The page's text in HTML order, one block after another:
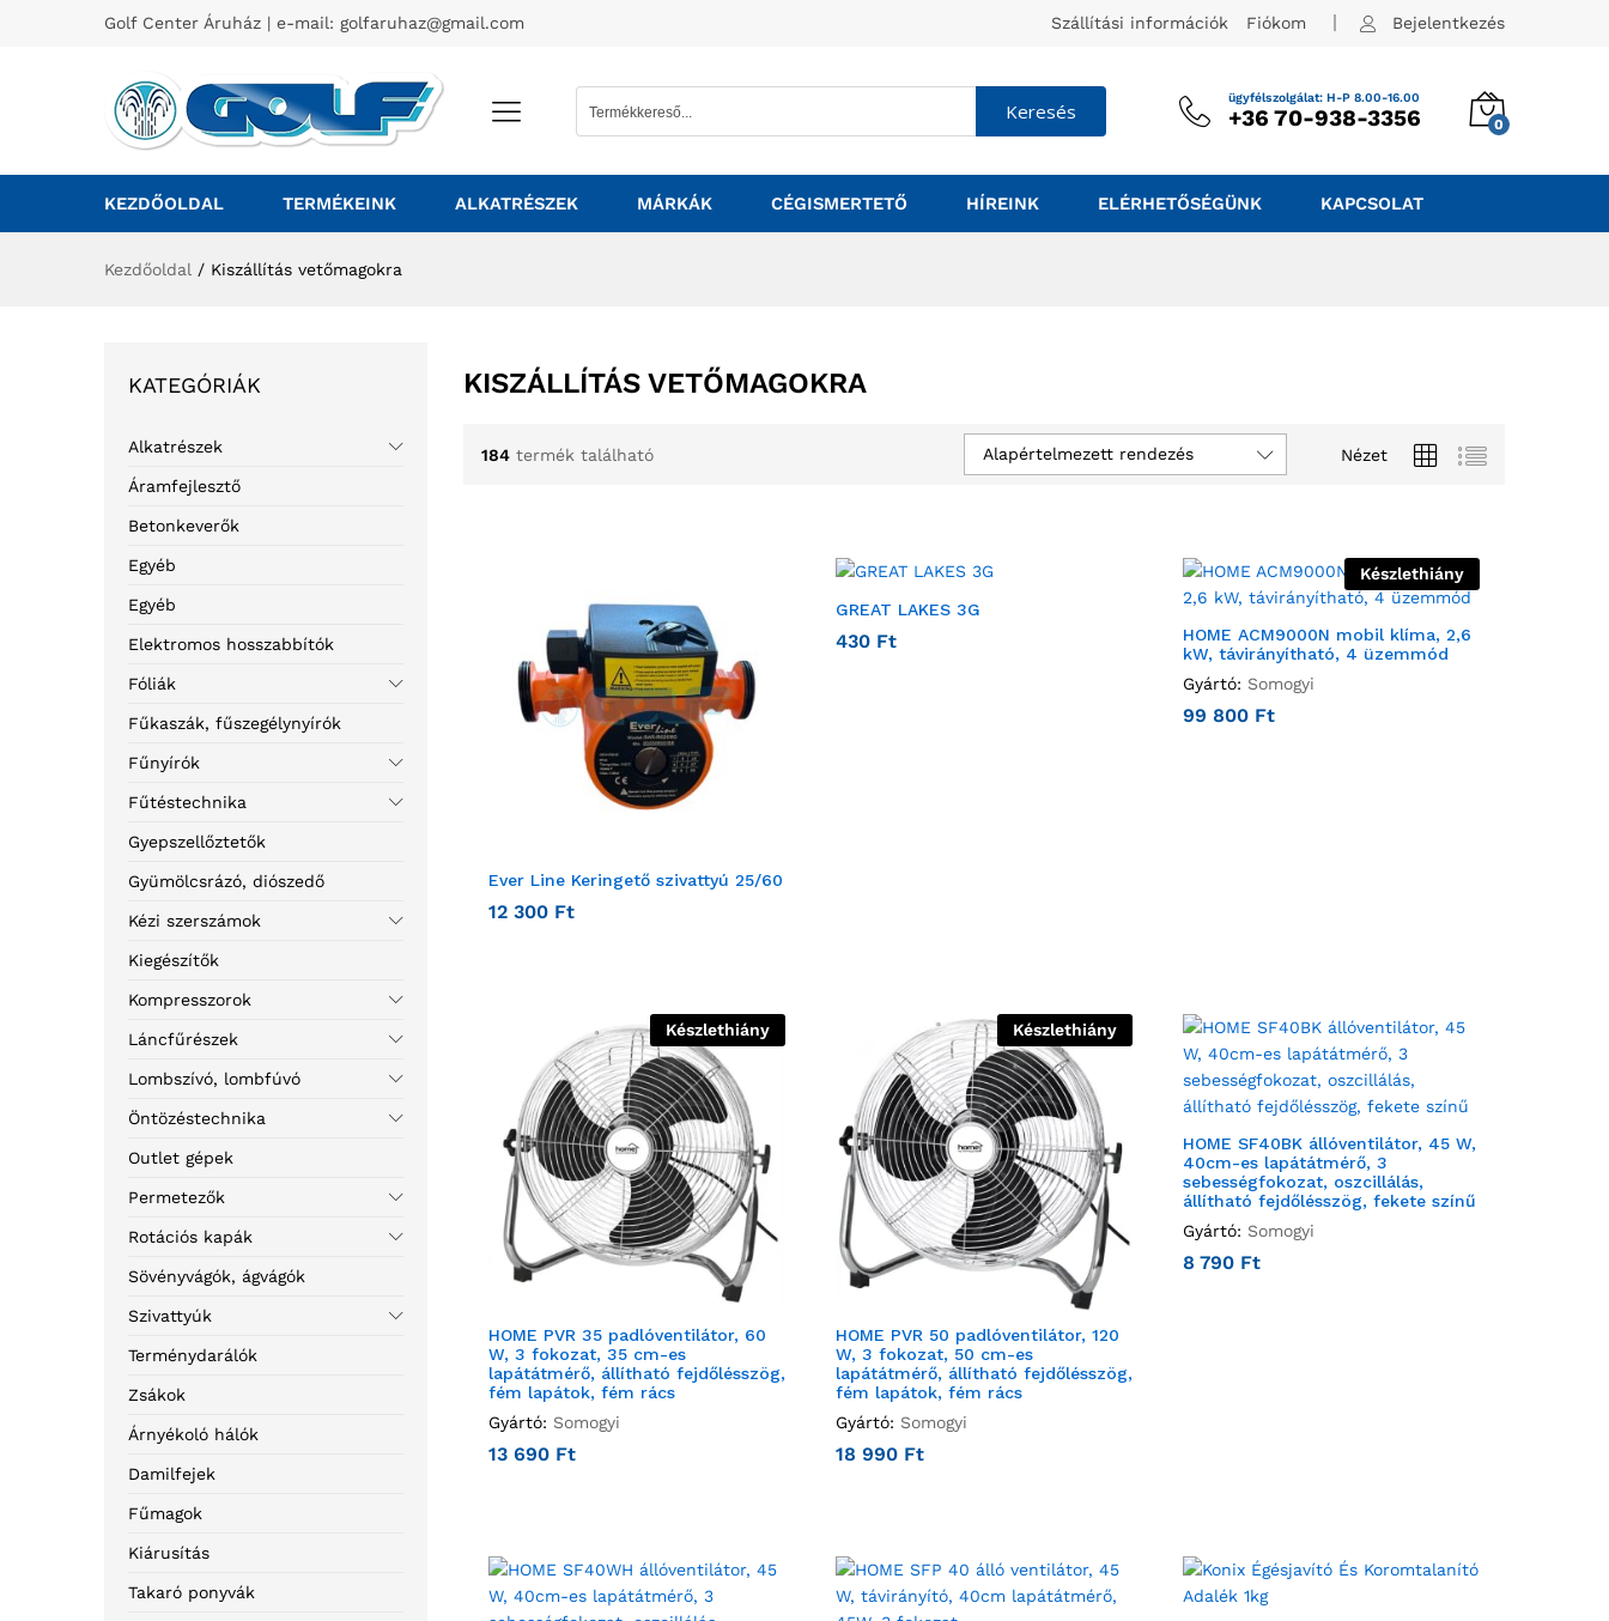
Golf Center Áruház | e-mail: golfaruhaz@gmail.com Szállítási információk Fiókom Bejelentkezés
Keresés
ügyfélszolgálat: H-P 8.00-16.00
+36 70-938-3356 0
KEZDŐOLDAL TERMÉKEINK ALKATRÉSZEK MÁRKÁK CÉGISMERTETŐ HÍREINK ELÉRHETŐSÉGÜNK KAPCSOLAT
Kezdőoldal / Kiszállítás vetőmagokra
KISZÁLLÍTÁS VETŐMAGOKRA
184 termék található Nézet
Alapértelmezett rendezés
Ever Line Keringető szivattyú 25/60
12 300 Ft
GREAT LAKES 3G
430 Ft
Készlethiány
HOME ACM9000N mobil klíma, 2,6
kW, távirányítható, 4 üzemmód
Gyártó: Somogyi
99 800 Ft
Készlethiány
HOME PVR 35 padlóventilátor, 60
W, 3 fokozat, 35 cm-es
lapátátmérő, állítható fejdőlésszög,
fém lapátok, fém rács
Gyártó: Somogyi
13 690 Ft
Készlethiány
HOME PVR 50 padlóventilátor, 120
W, 3 fokozat, 50 cm-es
lapátátmérő, állítható fejdőlésszög,
fém lapátok, fém rács
Gyártó: Somogyi
18 990 Ft
HOME SF40BK állóventilátor, 45 W,
40cm-es lapátátmérő, 3
sebességfokozat, oszcillálás,
állítható fejdőlésszög, fekete színű
Gyártó: Somogyi
8 790 Ft
KATEGÓRIÁK
Alkatrészek
Áramfejlesztő
Betonkeverők
Egyéb
Egyéb
Elektromos hosszabbítók
Fóliák
Fűkaszák, fűszegélynyírók
Fűnyírók
Fűtéstechnika
Gyepszellőztetők
Gyümölcsrázó, diószedő
Kézi szerszámok
Kiegészítők
Kompresszorok
Láncfűrészek
Lombszívó, lombfúvó
Öntözéstechnika
Outlet gépek
Permetezők
Rotációs kapák
Sövényvágók, ágvágók
Szivattyúk
Terménydarálók
Zsákok
Árnyékoló hálók
Damilfejek
Fűmagok
Kiárusítás
Takaró ponyvák